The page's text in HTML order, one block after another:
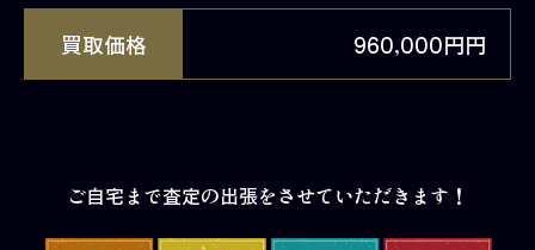
買取価格 960,000円円
ご自宅まで査定の出張をさせていただきます！